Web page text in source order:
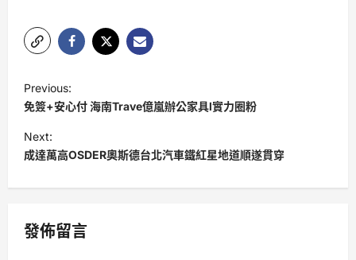
o
s
t
v
Previous:
免簽+安心付 海南Trave億嵐辦公家具l實力圈粉
Next:
成達萬高OSDER奧斯德台北汽車鐵紅星地道順遂貫穿
發佈留言